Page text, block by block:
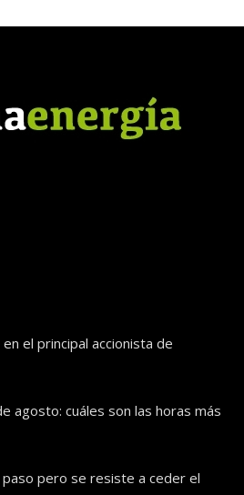
el principal accionista de
agosto: cuáles son las horas más
pero se resiste a ceder el